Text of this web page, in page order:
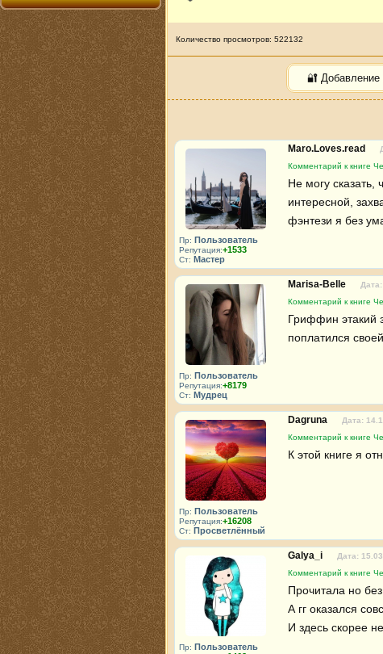
Количество просмотров: 522132
🔐 Добавление
Пр: Пользователь
Репутация:+1533
Ст: Мастер
Maro.Loves.read
Комментарий к книге
Не могу сказать,
интересной,
фэнтези я без
Пр: Пользователь
Репутация:+8179
Ст: Мудрец
Marisa-Belle
Комментарий к книге
Гриффин этакий
поплатился
Пр: Пользователь
Репутация:+16208
Ст: Просветлённый
Dagruna
Дата:
Комментарий к книге
К этой книге я
Пр: Пользователь
Galya_i
Дата:
Комментарий к книге
Прочитала но
А гг оказался
И здесь скорее